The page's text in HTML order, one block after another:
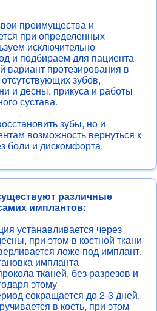
преимущества и
при определенных
исключительно
и подбираем для пациента
вариант протезирования в
зубов,
и десны, прикуса и работы
сустава.
зубы, но и
возможность вернуться к
боли и дискомфорта.
различные
имплантов:
устанавливается через
при этом в костной ткани
ложе под имплант.
импланта
тканей, без разрезов и
этому
сокращается до 2-3 дней.
в кость, при этом